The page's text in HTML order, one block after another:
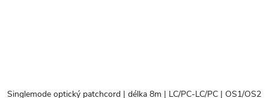
Singlemode optický patchcord | délka 8m | LC/PC-LC/PC | OS1/OS2